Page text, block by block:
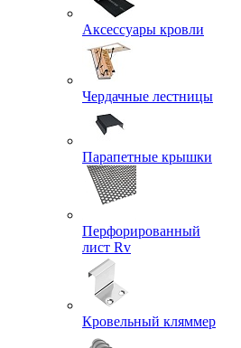
Аксессуары кровли
Чердачные лестницы
Парапетные крышки
Перфорированный
лист Rv
Кровельный кляммер